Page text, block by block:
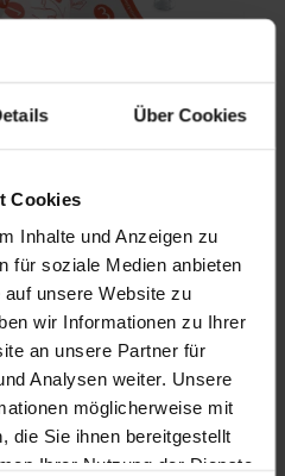
Über Cookies
Cookies
Inhalte und Anzeigen zu
für soziale Medien anbieten
unsere Website zu
wir Informationen zu Ihrer
an unsere Partner für
Analysen weiter. Unsere
möglicherweise mit
die Sie ihnen bereitgestellt
Ihrer Nutzung der Dienste